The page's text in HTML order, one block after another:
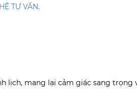
TƯ VẤN.
lịch, mang lại cảm giác sang trọng